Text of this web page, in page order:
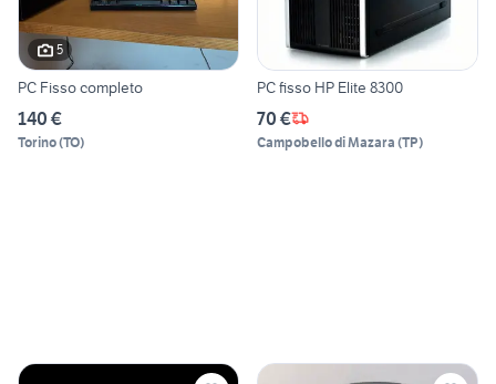
5
PC Fisso completo
140 €
Torino(TO)
PC fisso HP Elite 8300
70 €
Campobello di Mazara (TP)